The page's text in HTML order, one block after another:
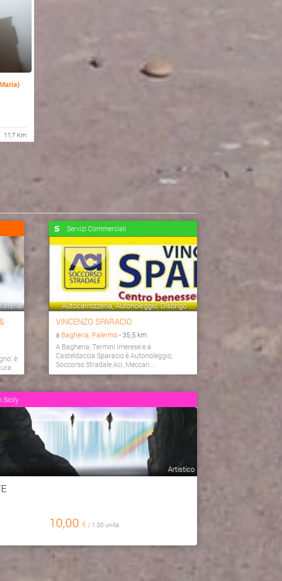
11,7 Km
è
Servizi Commerciali
Autocarrozzeria, Autonoleggio, Disbrigo ...
VINCENZO SPARACIO
a Bagheria, Palermo- 35,5 km
A Bagheria, Termini Imerese e a
Casteldaccia Sparacio è Autonoleggio,
Soccorso Stradale Aci, Meccan...
Sicily
Artistico
10,00 € / 1.00 unita